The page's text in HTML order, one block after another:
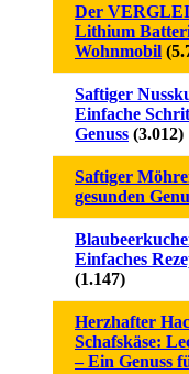
Der
Lithium
Wohnmobil
Saftiger
Einfache
Genuss (3.012)
Saftiger
gesunden
Einfaches
(1.147)
Herzhafter
Schafskäse:
– Ein Genuss